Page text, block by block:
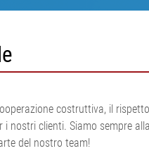
regolazione del tiro del
Sistemi di misurazione per
pneumatici
ondulato
Sistema di misurazione in
linea del peso per unità di
costruttiva, il
clienti. Siamo sempre
del nostro team!